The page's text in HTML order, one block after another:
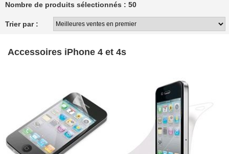
Nombre de produits sélectionnés : 50
Trier par :
Accessoires iPhone 4 et 4s